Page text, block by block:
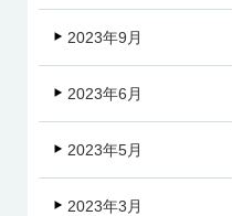
2023年9月
2023年6月
2023年5月
2023年3月